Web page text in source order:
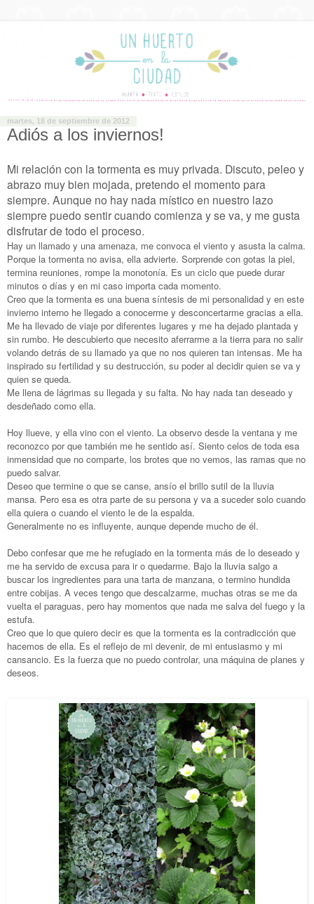
martes, 18 de septiembre de 2012
Adiós a los inviernos!
Mi relación con la tormenta es muy privada. Discuto, peleo y
abrazo muy bien mojada, pretendo el momento para
siempre. Aunque no hay nada místico en nuestro lazo
siempre puedo sentir cuando comienza y se va, y me gusta
disfrutar de todo el proceso.
Hay un llamado y una amenaza, me convoca el viento y asusta la calma.
Porque la tormenta no avisa, ella advierte. Sorprende con gotas la piel,
termina reuniones, rompe la monotonía. Es un ciclo que puede durar
minutos o días y en mi caso importa cada momento.
Creo que la tormenta es una buena síntesis de mi personalidad y en este
invierno interno he llegado a conocerme y desconcertarme gracias a ella.
Me ha llevado de viaje por diferentes lugares y me ha dejado plantada y
sin rumbo. He descubierto que necesito aferrarme a la tierra para no salir
volando detrás de su llamado ya que no nos quieren tan intensas. Me ha
inspirado su fertilidad y su destrucción, su poder al decidir quien se va y
quien se queda.
Me llena de lágrimas su llegada y su falta. No hay nada tan deseado y
desdeñado como ella.
Hoy llueve, y ella vino con el viento. La observo desde la ventana y me
reconozco por que también me he sentido así. Siento celos de toda esa
inmensidad que no comparte, los brotes que no vemos, las ramas que no
puedo salvar.
Deseo que termine o que se canse, ansío el brillo sutil de la lluvia
mansa. Pero esa es otra parte de su persona y va a suceder solo cuando
ella quiera o cuando el viento le de la espalda.
Generalmente no es influyente, aunque depende mucho de él.
Debo confesar que me he refugiado en la tormenta más de lo deseado y
me ha servido de excusa para ir o quedarme. Bajo la lluvia salgo a
buscar los ingredientes para una tarta de manzana, o termino hundida
entre cobijas. A veces tengo que descalzarme, muchas otras se me da
vuelta el paraguas, pero hay momentos que nada me salva del fuego y la
estufa.
Creo que lo que quiero decir es que la tormenta es la contradicción que
hacemos de ella. Es el reflejo de mi devenir, de mi entusiasmo y mi
cansancio. Es la fuerza que no puedo controlar, una máquina de planes y
deseos.